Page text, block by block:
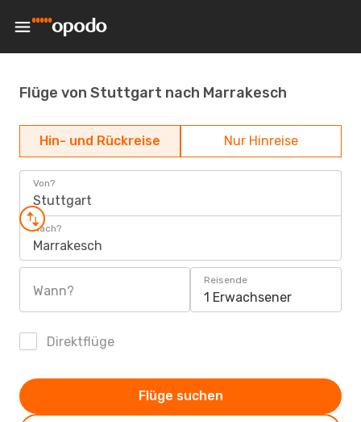
Flüge von Stuttgart nach Marrakesch
Hin- und Rückreise Nur Hinreise
Von?
Stuttgart
Nach?
Marrakesch
Wann?
Reisende
1 Erwachsener
Direktflüge
Flüge suchen